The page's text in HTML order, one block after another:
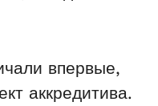
впервые,
аккредитива.